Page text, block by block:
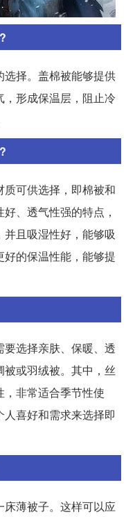
择。盖棉被能够提供
形成保温层，阻止冷
可供选择，即棉被和
、透气性强的特点，
且吸湿性好，能够吸
的保温性能，能够提
选择亲肤、保暖、透
或羽绒被。其中，丝
非常适合季节性使
喜好和需求来选择即
薄被子。这样可以应